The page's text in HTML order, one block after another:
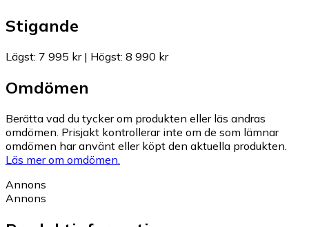
Stigande
Lägst: 7 995 kr| Högst: 8 990 kr
Omdömen
Berätta vad du tycker om produkten eller läs andras
omdömen. Prisjakt kontrollerar inte om de som lämnar
omdömen har använt eller köpt den aktuella produkten.
Läs mer om omdömen.
Annons
Annons